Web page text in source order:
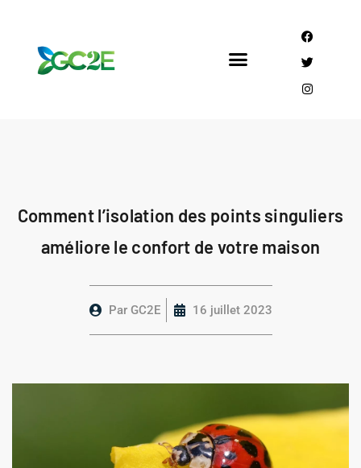
Comment l’isolation des points singuliers
améliore le confort de votre maison
ParGC2E 16 juillet 2023